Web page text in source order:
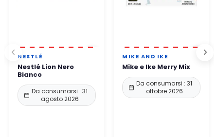
NESTLÉ
Nestlé Lion Nero
Bianco
Da consumarsi : 31
agosto 2026
MIKE AND IKE
Mike e Ike Merry Mix
Da consumarsi : 31
ottobre 2026